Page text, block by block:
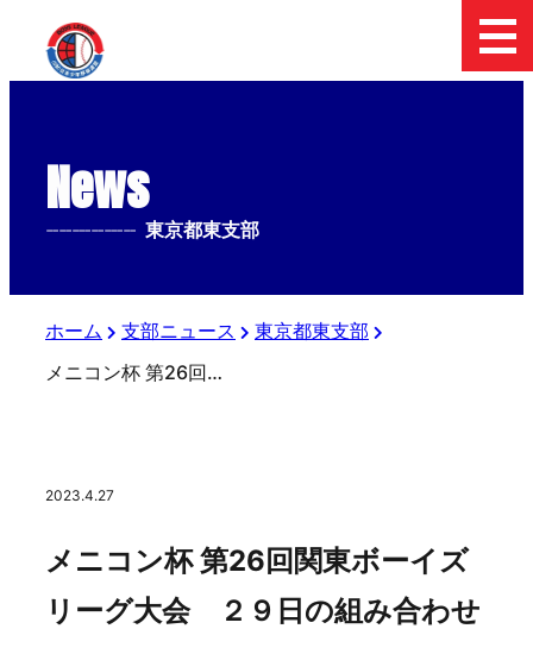
News
-------------- 東京都東支部
ホーム 支部ニュース
東京都東支部
メニコン杯 第26回関東ボーイズリーグ大会 ２９日の組み合わせ
2023.4.27
メニコン杯 第26回関東ボーイズ
リーグ大会 ２９日の組み合わせ